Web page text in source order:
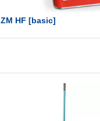
ZM HF [basic]